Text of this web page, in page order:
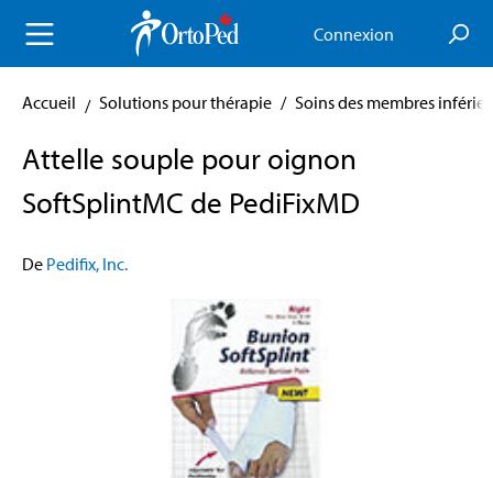
principal Connexion
Accueil Solutions pour thérapie / Soins des membres
Attelle souple pour oignon
SoftSplintMC de PediFixMD
De Pedifix, Inc.